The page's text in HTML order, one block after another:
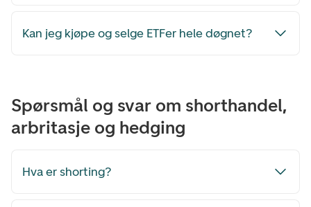
Kan jeg kjøpe og selge ETFer hele døgnet?
Spørsmål og svar om shorthandel,
arbritasje og hedging
Hva er shorting?